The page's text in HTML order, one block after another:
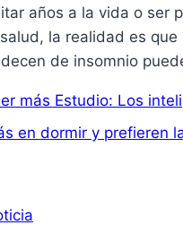
años a la vida o ser
la realidad es que
de insomnio
más Estudio: Los
en dormir y prefieren